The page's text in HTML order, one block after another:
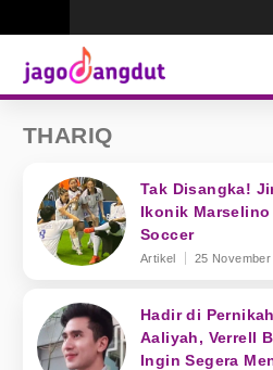
THARIQ
Tak Disangka!
Ikonik
Soccer
Artikel 25
Hadir di
Aaliyah, Verrell
Ingin Segera